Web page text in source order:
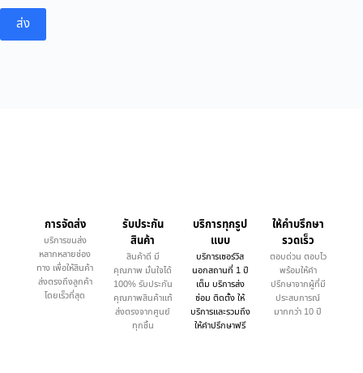
ส่ง
การจัดส่ง
บริการขนส่ง
หลากหลายช่อง
ทาง เพื่อให้สินค้า
ส่งตรงถึงลูกค้า
โดยเร็วที่สุด
รับประกัน
สินค้า
สินค้าดี มี
คุณภาพ มั่นใจได้
100% รับประกัน
คุณภาพสินค้าแท้
ส่งตรงจากศูนย์
ทุกชิ้น
บริการทุกรูป
แบบ
บริการเซอร์วิส
นอกสถานที่ 1 ปี
เต็ม บริการส่ง
ซ่อม ติดตั้ง ให้
บริการและรวมถึง
ให้คำปรึกษาฟรี
ให้คำบรึกษา
รวดเร็ว
ตอบด่วน ตอบไว
พร้อมให้คำ
ปรึกษาจากผู้ที่มี
ประสบการณ์
มากกว่า 10 ปี